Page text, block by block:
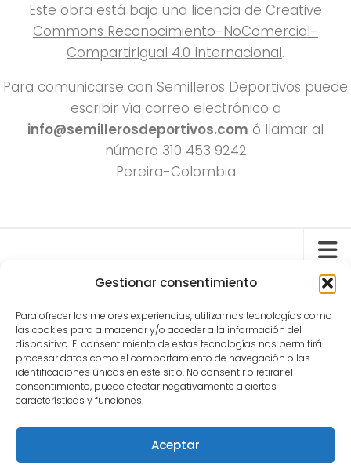
Gestionar consentimiento
Para ofrecer las mejores experiencias, utilizamos tecnologías como
las cookies para almacenar y/o acceder a la información del
dispositivo. El consentimiento de estas tecnologías nos permitirá
procesar datos como el comportamiento de navegación o las
identificaciones únicas en este sitio. No consentir o retirar el
consentimiento, puede afectar negativamente a ciertas
características y funciones.
Aceptar
Este obra está bajo una licencia de Creative
Commons Reconocimiento-NoComercial-
CompartirIgual 4.0 Internacional.
Para comunicarse con Semilleros Deportivos puede
escribir vía correo electrónico a
info@semillerosdeportivos.com ó llamar al
número 310 453 9242
Pereira-Colombia
Todos los derechos reservados 2022.
Funciona con - Diseñado con elTema Hueman